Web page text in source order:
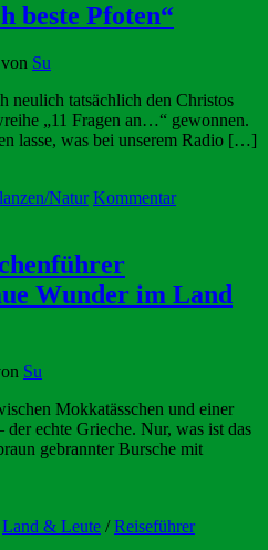
beste Pfoten“
von Su
neulich tatsächlich den Christos
„11 Fragen an…“ gewonnen.
lasse, was bei unserem Radio […]
Natur Kommentar
Wunder im Land
Su
Mokkatässchen und einer
echte Grieche. Nur, was ist das
gebrannter Bursche mit
Land & Leute /Reiseführer